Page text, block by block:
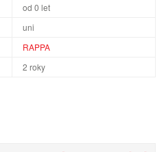
od 0 let
uni
RAPPA
2 roky